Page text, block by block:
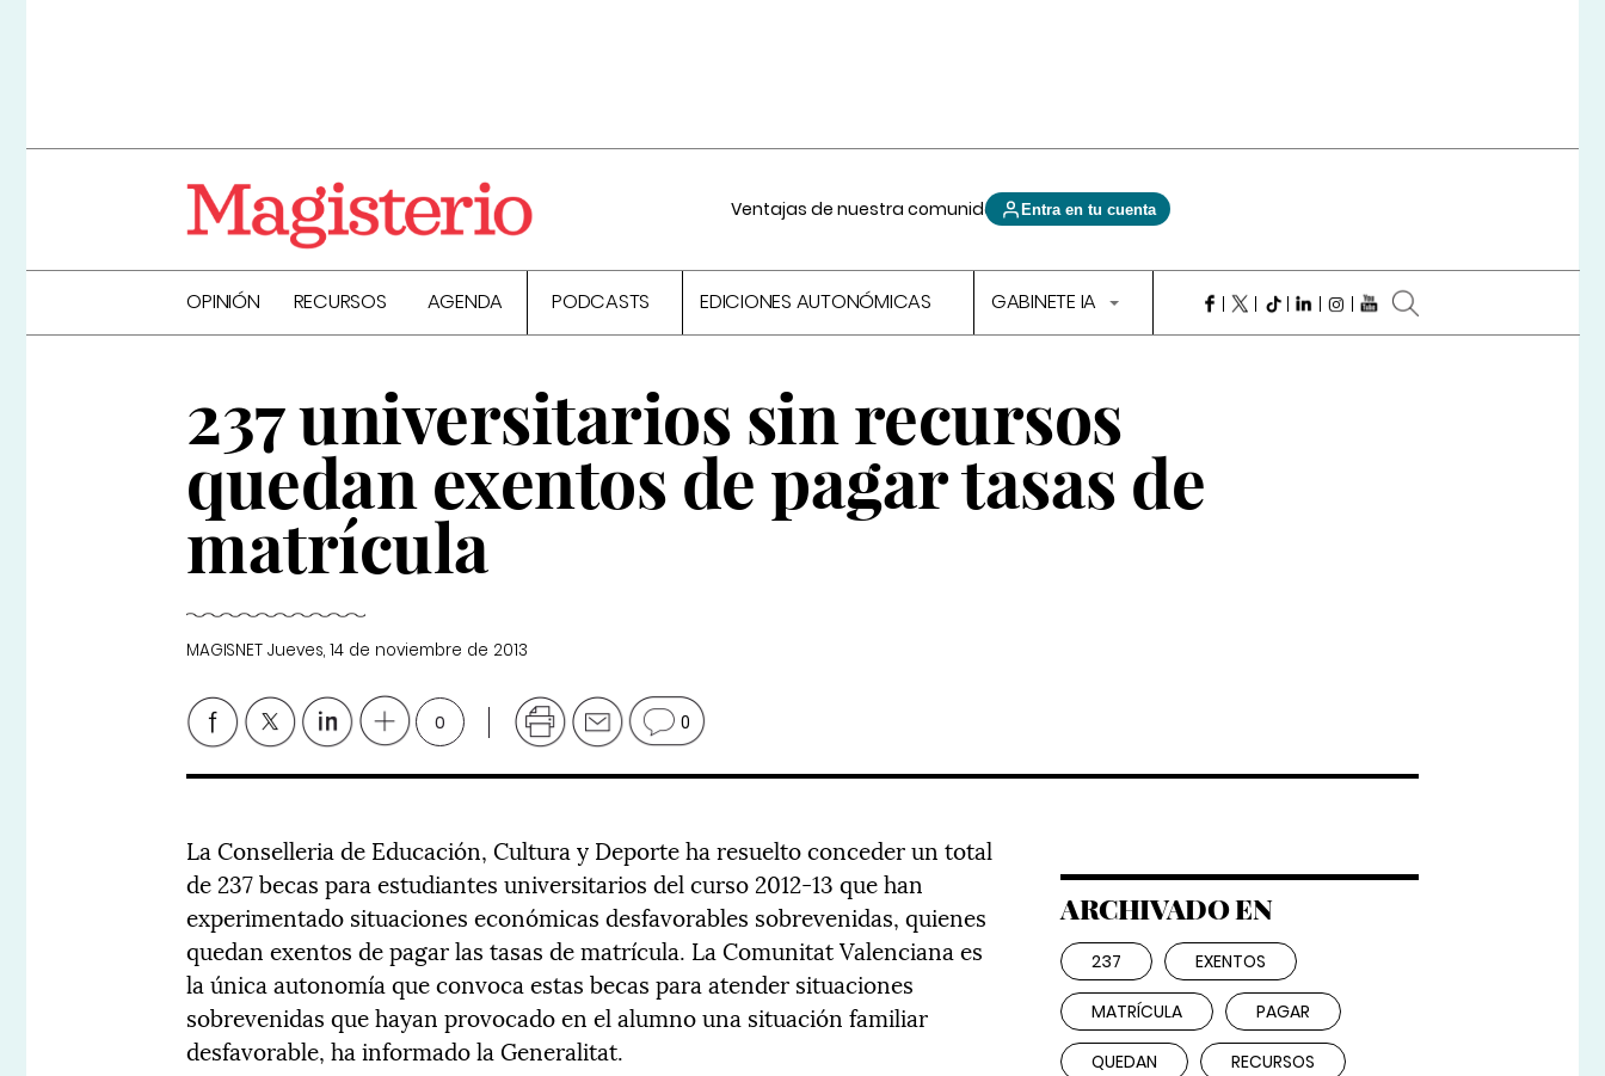
Ventajas de nuestra comunidad Entra en tu cuenta
OPINIÓN RECURSOS AGENDA PODCASTS EDICIONES AUTONÓMICAS GABINETE IA
237 universitarios sin recursos
quedan exentos de pagar tasas de
matrícula
MAGISNET Jueves, 14 de noviembre de 2013
0 0
La Conselleria de Educación, Cultura y Deporte ha resuelto conceder un total
de 237 becas para estudiantes universitarios del curso 2012-13 que han
experimentado situaciones económicas desfavorables sobrevenidas, quienes
quedan exentos de pagar las tasas de matrícula. La Comunitat Valenciana es
la única autonomía que convoca estas becas para atender situaciones
sobrevenidas que hayan provocado en el alumno una situación familiar
desfavorable, ha informado la Generalitat.
ARCHIVADO EN
237 EXENTOS
MATRÍCULA PAGAR
QUEDAN RECURSOS